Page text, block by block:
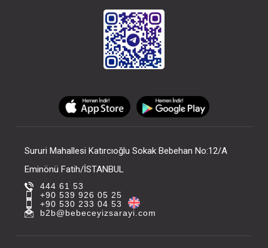
Sururi Mahallesi Katırcıoğlu Sokak Bebehan No:12/A
Eminönü Fatih/İSTANBUL
444 61 53
+90 539 926 05 25
+90 530 233 04 53
b2b@bebeceyizsarayi.com